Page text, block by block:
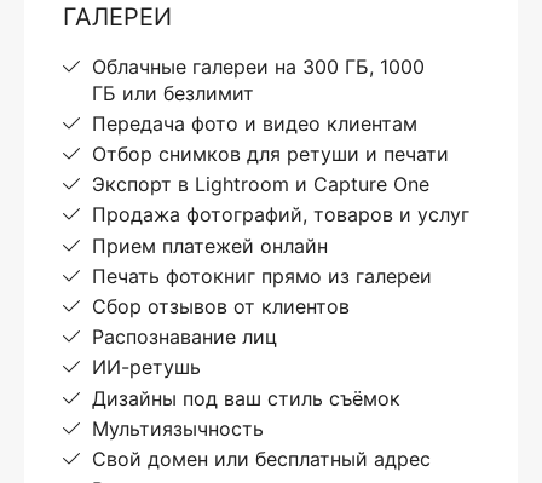
ГАЛЕРЕИ
Облачные галереи на 300 ГБ, 1000
ГБ или безлимит
Передача фото и видео клиентам
Отбор снимков для ретуши и печати
Экспорт в Lightroom и Capture One
Продажа фотографий, товаров и услуг
Прием платежей онлайн
Печать фотокниг прямо из галереи
Сбор отзывов от клиентов
Распознавание лиц
ИИ-ретушь
Дизайны под ваш стиль съёмок
Мультиязычность
Свой домен или бесплатный адрес